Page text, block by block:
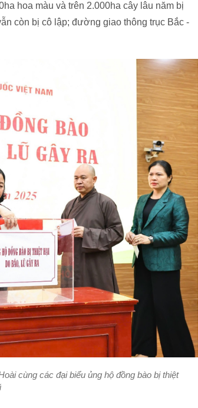
hoa màu và trên 2.000ha cây lâu năm bị
còn bị cô lập; đường giao thông trục Bắc -
cùng các đại biểu ủng hộ đồng bào bị thiệt